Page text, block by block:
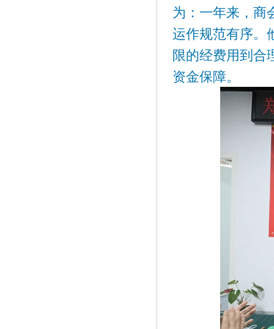
为：一年来，商
运作规范有序。
限的经费用到合
资金保障。